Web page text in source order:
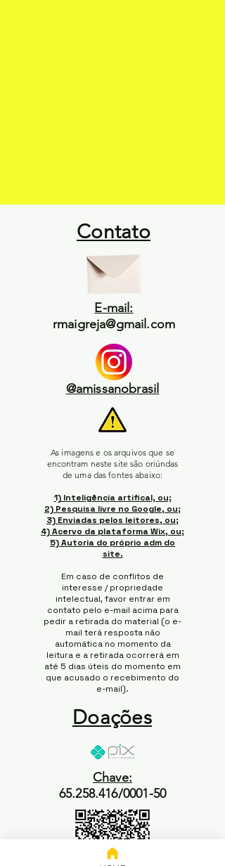
Contato
E-mail:
rmaigreja@gmail.com
@amissanobrasil
As imagens e os arquivos que se
encontram neste site são oriúndas
de uma das fontes abaixo:
1) Inteligência artifical, ou;
2) Pesquisa livre no Google, ou;
3) Enviadas pelos leitores, ou;
4) Acervo da plataforma Wix, ou;
5) Autoria do próprio adm do
site.
Em caso de conflitos de
interesse / propriedade
intelectual, favor entrar em
contato pelo e-mail acima para
pedir a retirada do material (o e-
mail terá resposta não
automática no momento da
leitura e a retirada ocorrerá em
até 5 dias úteis do momento em
que acusado o recebimento do
e-mail).
Doações
Chave:
65.258.416/0001-50